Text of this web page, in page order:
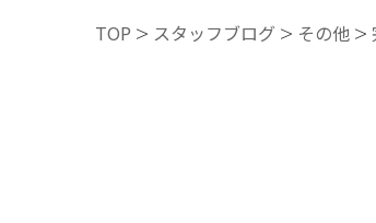
TOP > スタッフブログ > その他 >